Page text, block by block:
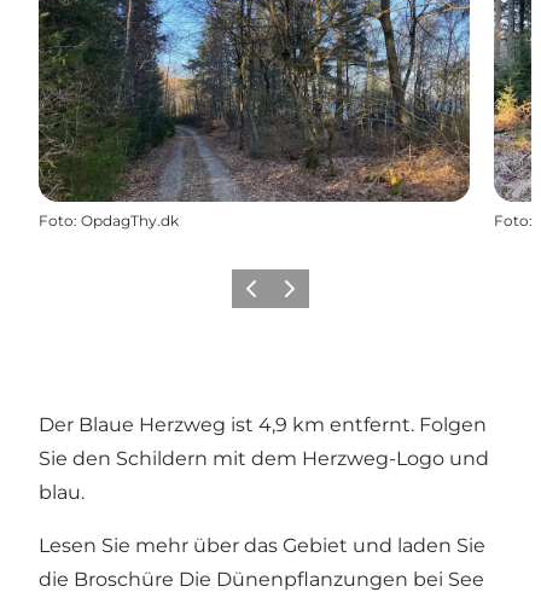
Foto: OpdagThy.dk Foto:
ZurückWeiter
Der Blaue Herzweg ist 4,9 km entfernt. Folgen
Sie den Schildern mit dem Herzweg-Logo und
blau.
Lesen Sie mehr über das Gebiet und laden Sie
die Broschüre Die Dünenpflanzungen bei See